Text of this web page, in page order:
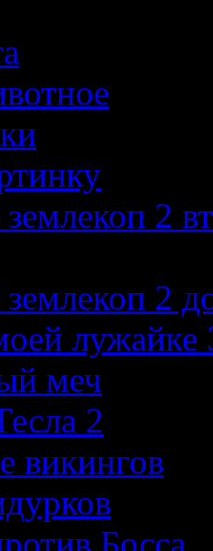
2
2
лужайке
меч
2
викингов